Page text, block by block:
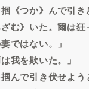
《つか》んで引き
む》いた。爾は狂
ではない。」
我を欺いた。」
んで引き伏せよう